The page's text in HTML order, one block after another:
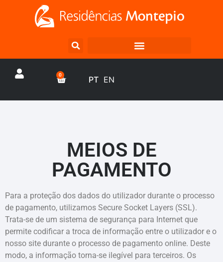
0 PT EN
MEIOS DE
PAGAMENTO
Para a proteção dos dados do utilizador durante o processo
de pagamento, utilizamos Secure Socket Layers (SSL).
Trata-se de um sistema de segurança para Internet que
permite codificar a troca de informação entre o utilizador e o
nosso site durante o processo de pagamento online. Deste
modo, a informação torna-se ilegível para terceiros. Os